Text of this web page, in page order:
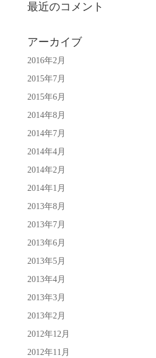
最近のコメント
アーカイブ
2016年2月
2015年7月
2015年6月
2014年8月
2014年7月
2014年4月
2014年2月
2014年1月
2013年8月
2013年7月
2013年6月
2013年5月
2013年4月
2013年3月
2013年2月
2012年12月
2012年11月